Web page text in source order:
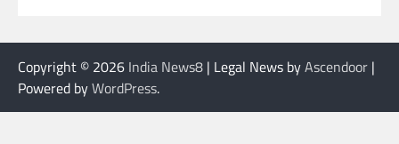
Copyright © 2026 India News8 | Legal News byAscendoor |
Powered byWordPress.